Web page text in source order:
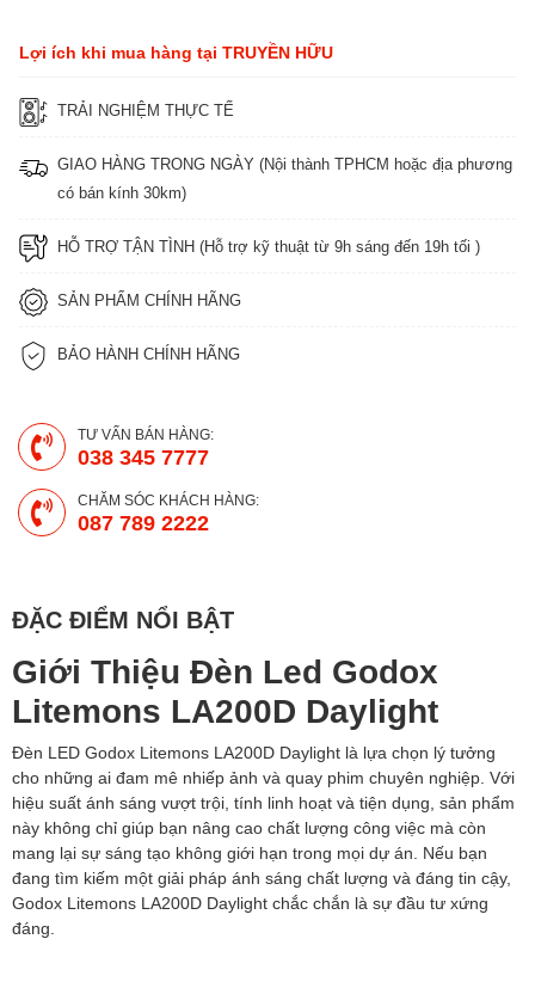
Lợi ích khi mua hàng tại TRUYỀN HỮU
TRẢI NGHIỆM THỰC TẾ
GIAO HÀNG TRONG NGÀY (Nội thành TPHCM hoặc địa phương
có bán kính 30km)
HỖ TRỢ TẬN TÌNH (Hỗ trợ kỹ thuật từ 9h sáng đến 19h tối )
SẢN PHẨM CHÍNH HÃNG
BẢO HÀNH CHÍNH HÃNG
TƯ VẤN BÁN HÀNG:
038 345 7777
CHĂM SÓC KHÁCH HÀNG:
087 789 2222
ĐẶC ĐIỂM NỔI BẬT
Giới Thiệu Đèn Led Godox
Litemons LA200D Daylight
Đèn LED Godox Litemons LA200D Daylight là lựa chọn lý tưởng
cho những ai đam mê nhiếp ảnh và quay phim chuyên nghiệp. Với
hiệu suất ánh sáng vượt trội, tính linh hoạt và tiện dụng, sản phẩm
này không chỉ giúp bạn nâng cao chất lượng công việc mà còn
mang lại sự sáng tạo không giới hạn trong mọi dự án. Nếu bạn
đang tìm kiếm một giải pháp ánh sáng chất lượng và đáng tin cậy,
Godox Litemons LA200D Daylight chắc chắn là sự đầu tư xứng
đáng.